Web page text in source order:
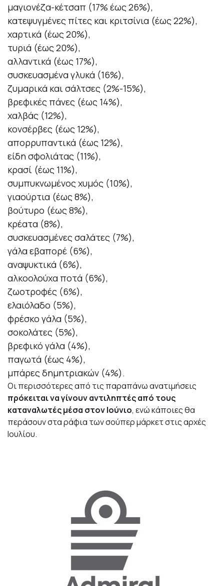
μαγιονέζα-κέτσαπ (17% έως 26%),
κατεψυγμένες πίτες και κριτσίνια (έως 22%),
χαρτικά (έως 20%),
τυριά (έως 20%),
αλλαντικά (έως 17%),
συσκευασμένα γλυκά (16%),
ζυμαρικά και σάλτσες (2%-15%),
βρεφικές πάνες (έως 14%),
χαλβάς (12%),
κονσέρβες (έως 12%),
απορρυπαντικά (έως 12%),
είδη σφολιάτας (11%),
κρασί (έως 11%),
συμπυκνωμένος χυμός (10%),
γιαούρτια (έως 8%),
βούτυρο (έως 8%),
κρέατα (8%),
συσκευασμένες σαλάτες (7%),
γάλα εβαπορέ (6%),
αναψυκτικά (6%),
αλκοολούχα ποτά (6%),
ζωοτροφές (6%),
ελαιόλαδο (5%),
φρέσκο γάλα (5%),
σοκολάτες (5%),
βρεφικό γάλα (4%),
παγωτά (έως 4%),
μπάρες δημητριακών (4%).
Οι περισσότερες από τις παραπάνω ανατιμήσεις
πρόκειται να γίνουν αντιληπτές από τους
καταναλωτές μέσα στον Ιούνιο, ενώ κάποιες θα
περάσουν στα ράφια των σούπερ μάρκετ στις αρχές
Ιουλίου.